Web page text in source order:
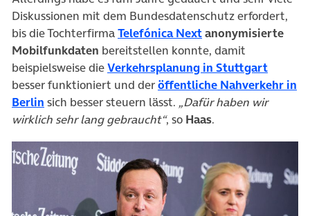
Diskussionen mit dem Bundesdatenschutz erfordert,
bis die TochterfirmaTelefónica Next(öffnet in neuem
anonymisierte
Mobilfunkdaten bereitstellen konnte, damit
beispielsweise dieVerkehrsplanung in Stuttgart(öffnet
besser funktioniert und deröffentliche Nahverkehr in
Berlin (öffnet in neuem Tab)
sich besser steuern lässt. „Dafür haben wir
wirklich sehr lang gebraucht“, so Haas.